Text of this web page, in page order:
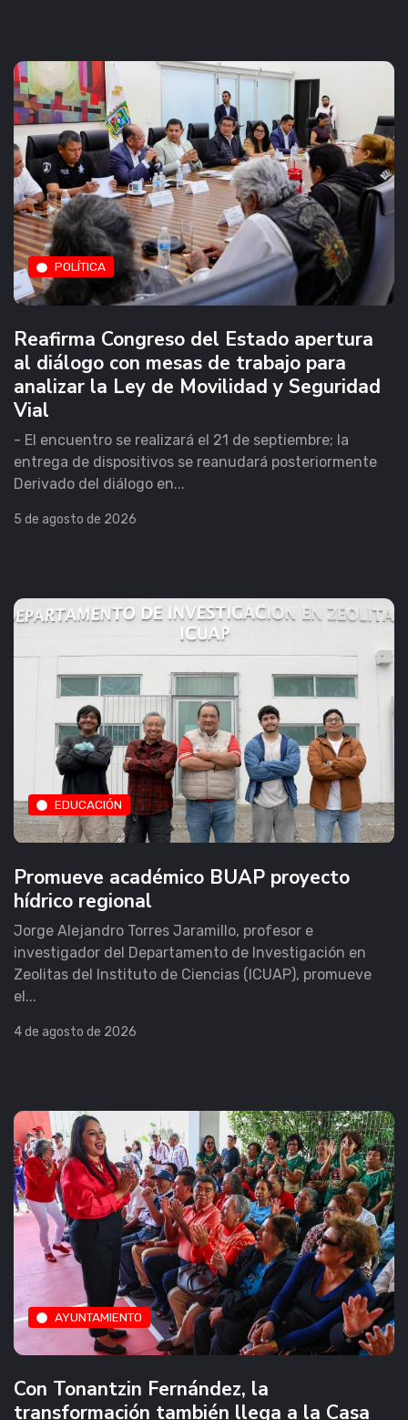
POLÍTICA
Reafirma Congreso del Estado apertura
al diálogo con mesas de trabajo para
analizar la Ley de Movilidad y Seguridad
Vial
- El encuentro se realizará el 21 de septiembre; la
entrega de dispositivos se reanudará posteriormente
Derivado del diálogo en...
5 de agosto de 2026
EDUCACIÓN
Promueve académico BUAP proyecto
hídrico regional
Jorge Alejandro Torres Jaramillo, profesor e
investigador del Departamento de Investigación en
Zeolitas del Instituto de Ciencias (ICUAP), promueve
el...
4 de agosto de 2026
AYUNTAMIENTO
Con Tonantzin Fernández, la
transformación también llega a la Casa